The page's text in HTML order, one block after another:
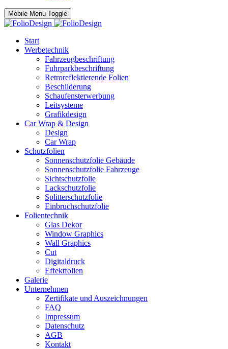
Mobile Menu Toggle
Start
Werbetechnik
Fahrzeugbeschriftung
Fuhrparkbeschriftung
Retroreflektierende Folien
Beschilderung
Schaufensterwerbung
Leitsysteme
Grafikdesign
Car Wrap & Design
Design
Car Wrap
Schutzfolien
Sonnenschutzfolie Gebäude
Sonnenschutzfolie Fahrzeuge
Sichtschutzfolie
Lackschutzfolie
Splitterschutzfolie
Einbruchschutzfolie
Folientechnik
Glas Dekor
Window Graphics
Wall Graphics
Cut
Digitaldruck
Effektfolien
Galerie
Unternehmen
Zertifikate und Auszeichnungen
FAQ
Impressum
Datenschutz
AGB
Kontakt